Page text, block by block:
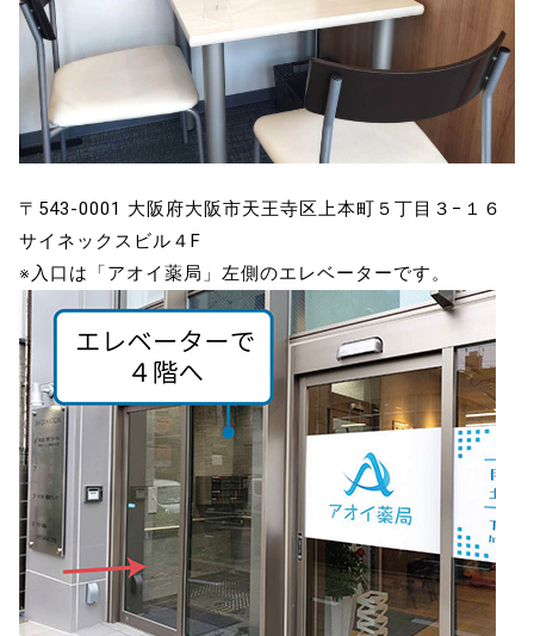
〒543-0001 大阪府大阪市天王寺区上本町５丁目３−１６
サイネックスビル４F
※入口は「アオイ薬局」左側のエレベーターです。